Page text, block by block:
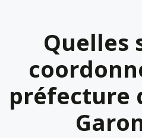
Quelles
préfecture